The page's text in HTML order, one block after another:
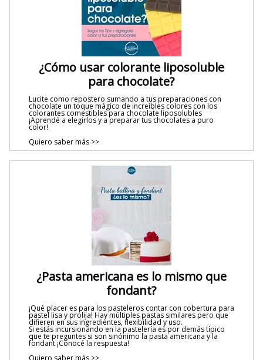
¿Cómo usar colorante liposoluble
para chocolate?
Lucite como repostero sumando a tus preparaciones con
chocolate un toque mágico de increíbles colores con los
colorantes comestibles para chocolate liposolubles
¡Aprendé a elegirlos y a preparar tus chocolates a puro
color!
Quiero saber más >>
¿Pasta americana es lo mismo que
fondant?
¡Qué placer es para los pasteleros contar con cobertura para
pastel lisa y prolija! Hay múltiples pastas similares pero que
difieren en sus ingredientes, flexibilidad y uso.
Si estás incursionando en la pastelería es por demás típico
que te preguntes si son sinónimo la pasta americana y la
fondant ¡Conocé la respuesta!